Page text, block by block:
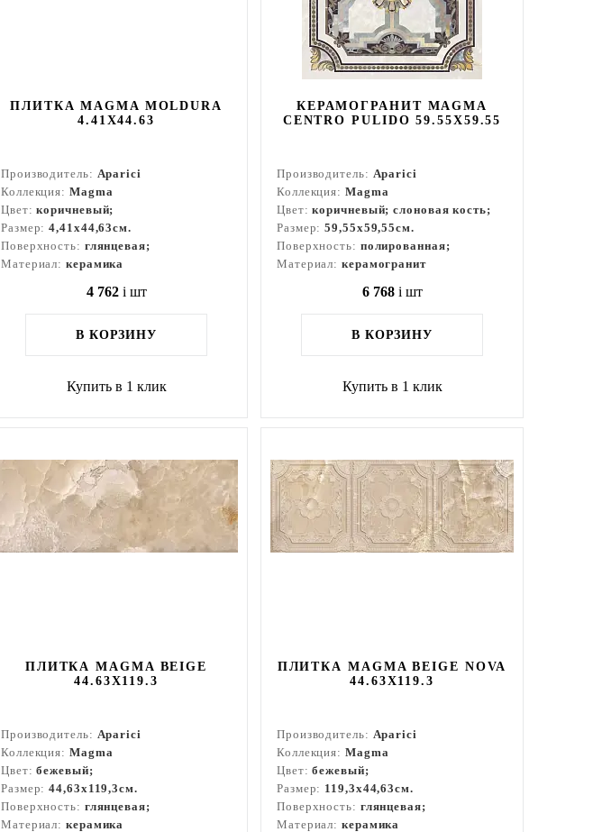
ПЛИТКА MAGMA MOLDURA
4.41X44.63
Производитель: Aparici
Коллекция: Magma
Цвет:коричневый;
Размер:4,41x44,63см.
Поверхность: глянцевая;
Материал: керамика
4 762 i шт
В КОРЗИНУ
Купить в 1 клик
КЕРАМОГРАНИТ MAGMA
CENTRO PULIDO 59.55X59.55
Производитель: Aparici
Коллекция: Magma
Цвет:коричневый; слоновая кость;
Размер:59,55x59,55см.
Поверхность: полированная;
Материал: керамогранит
6 768 i шт
В КОРЗИНУ
Купить в 1 клик
ПЛИТКА MAGMA BEIGE
44.63X119.3
Производитель: Aparici
Коллекция: Magma
Цвет:бежевый;
Размер:44,63x119,3см.
Поверхность: глянцевая;
Материал: керамика
ПЛИТКА MAGMA BEIGE NOVA
44.63X119.3
Производитель: Aparici
Коллекция: Magma
Цвет:бежевый;
Размер: 119,3x44,63см.
Поверхность: глянцевая;
Материал: керамика